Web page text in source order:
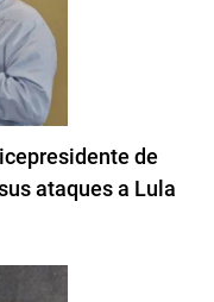
de
ataques a Lula